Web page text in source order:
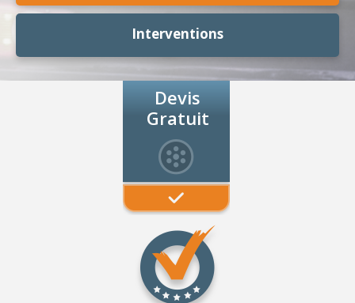
Interventions
Devis
Gratuit